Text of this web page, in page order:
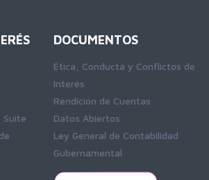
Suite
DOCUMENTOS
Ética, Conducta y Conflictos de
Interés
Rendición de Cuentas
Datos Abiertos
Ley General de Contabilidad
Gubernamental